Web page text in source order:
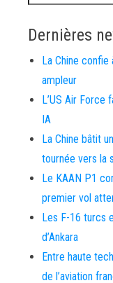
Dernières
La Chine confie
ampleur
L’US Air Force
IA
La Chine bâtit
tournée vers la
Le KAAN P1
premier vol
Les F-16 turcs
d’Ankara
Entre haute
de l’aviation